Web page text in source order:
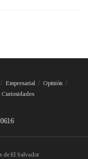
Empresarial
Opinión
Curiosidades
de El Salvador